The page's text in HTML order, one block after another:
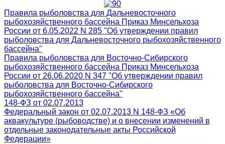
Правила рыболовства для Дальневосточного
рыбохозяйственного бассейна Приказ Минсельхоза
России от 6.05.2022 N 285 "Об утверждении правил
рыболовства для Дальневосточного рыбохозяйственного
бассейна"
Правила рыболовства для Восточно-Сибирского
рыбохозяйственного бассейна Приказ Минсельхоза
России от 26.06.2020 N 347 "Об утверждении правил
рыболовства для Восточно-Сибирского
рыбохозяйственного бассейна"
148-ФЗ от 02.07.2013
Федеральный закон от 02.07.2013 N 148-ФЗ «Об
аквакультуре (рыбоводстве) и о внесении изменений в
отдельные законодательные акты Российской
Федерации»